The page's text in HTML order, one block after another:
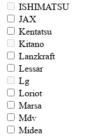
ISHIMATSU
JAX
Kentatsu
Kitano
Lanzkraft
Lessar
Lg
Loriot
Marsa
Mdv
Midea